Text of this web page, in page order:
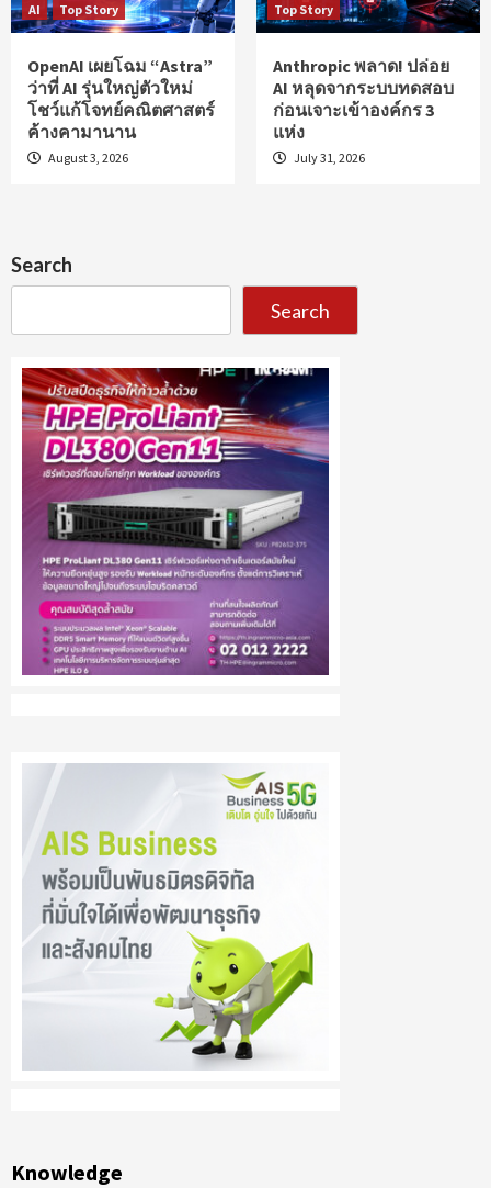
AI Top Story
OpenAI เผยโฉม “Astra”
ว่าที่ AI รุ่นใหญ่ตัวใหม่
โชว์แก้โจทย์คณิตศาสตร์
ค้างคามานาน
August 3, 2026
Top Story
Anthropic พลาด! ปล่อย
AI หลุดจากระบบทดสอบ
ก่อนเจาะเข้าองค์กร 3
แห่ง
July 31, 2026
Search
Search
Knowledge